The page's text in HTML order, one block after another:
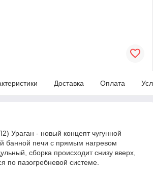
Доставка Оплата
Ураган - новый концепт чугунной
банной печи с прямым нагревом
сборка происходит снизу вверх,
по пазогребневой системе.